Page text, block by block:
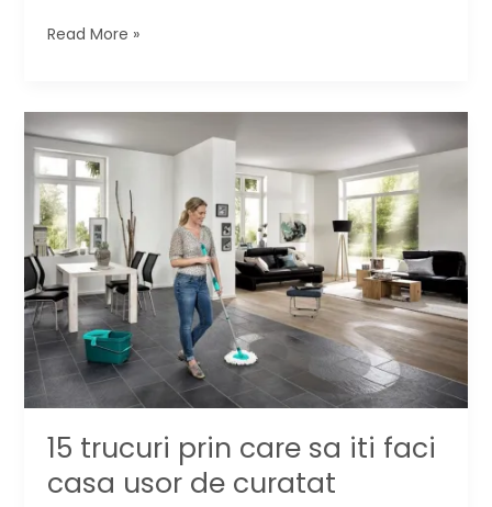
7+1
depozitarea
ornamentelor
de
Craciun
Read More »
15 trucuri prin care sa iti faci
casa usor de curatat